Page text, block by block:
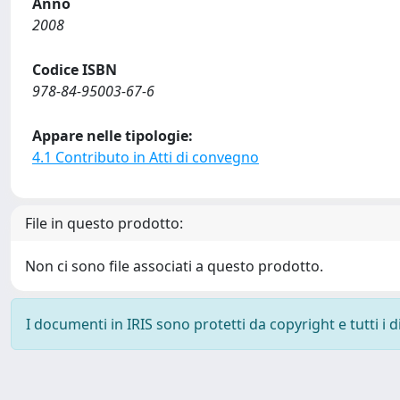
2008
Codice ISBN
978-84-95003-67-6
Appare nelle tipologie:
4.1 Contributo in Atti di convegno
File in questo prodotto:
Non ci sono file associati a questo prodotto.
I documenti in IRIS sono protetti da copyright e tutti i